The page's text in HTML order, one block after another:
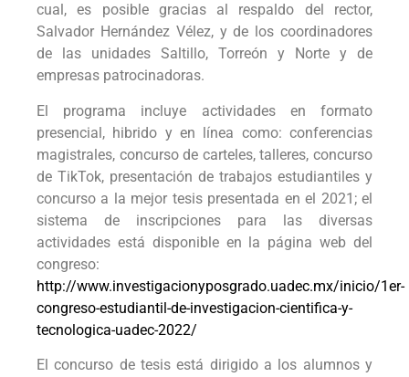
cual, es posible gracias al respaldo del rector,
Salvador Hernández Vélez, y de los coordinadores
de las unidades Saltillo, Torreón y Norte y de
empresas patrocinadoras.
El programa incluye actividades en formato
presencial, hibrido y en línea como: conferencias
magistrales, concurso de carteles, talleres, concurso
de TikTok, presentación de trabajos estudiantiles y
concurso a la mejor tesis presentada en el 2021; el
sistema de inscripciones para las diversas
actividades está disponible en la página web del
congreso:
http://www.investigacionyposgrado.uadec.mx/inicio/1er-
congreso-estudiantil-de-investigacion-cientifica-y-
tecnologica-uadec-2022/
El concurso de tesis está dirigido a los alumnos y